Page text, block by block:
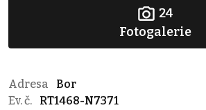
24
Fotogalerie
Adresa
Bor
Ev. č.
RT1468-N7371